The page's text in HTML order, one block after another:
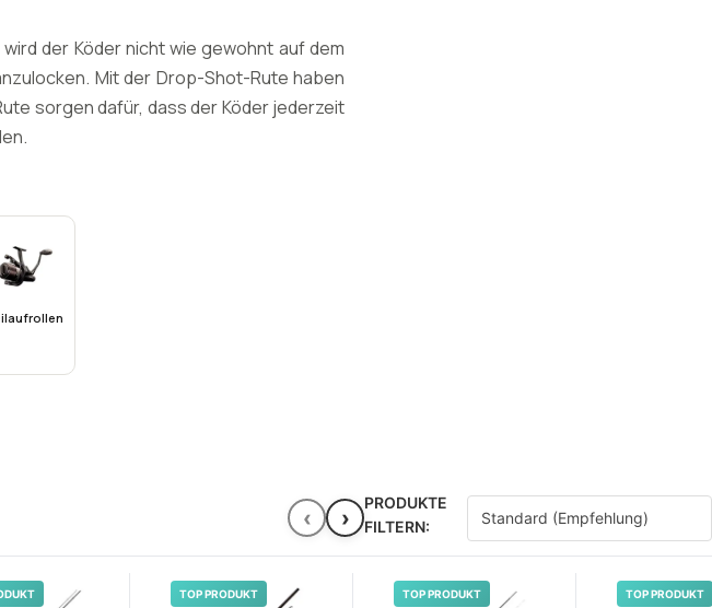
der Köder nicht wie gewohnt auf dem
Mit der Drop-Shot-Rute haben
sorgen dafür, dass der Köder jederzeit
‹ ›
PRODUKTE
FILTERN:
TOP PRODUKT TOP PRODUKT TOP PRODUKT